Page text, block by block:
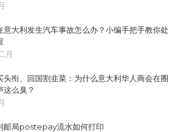
大利发生汽车事故怎么办？小编手把手教你处
月
头衔、回国割韭菜：为什么意大利华人商会在圈
这么臭？
邮局postepay流水如何打印